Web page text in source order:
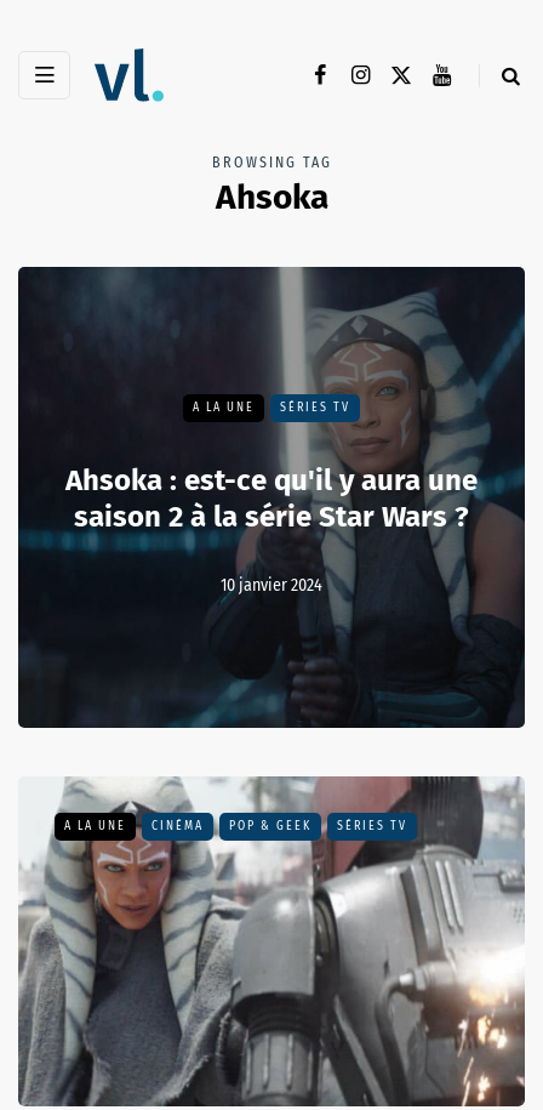
BROWSING TAG
Ahsoka
A LA UNE SÉRIES TV
Ahsoka : est-ce qu'il y aura une
saison 2 à la série Star Wars ?
10 janvier 2024
A LA UNE CINÉMA POP & GEEK SÉRIES TV